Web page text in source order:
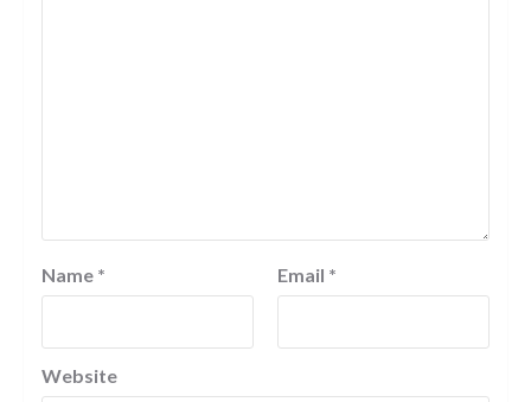
Name * Email *
Website